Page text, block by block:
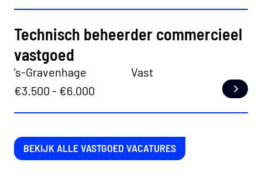
Technisch beheerder commercieel
vastgoed
's-Gravenhage
Vast
€3.500 - €6.000
BEKIJK ALLE VASTGOED VACATURES